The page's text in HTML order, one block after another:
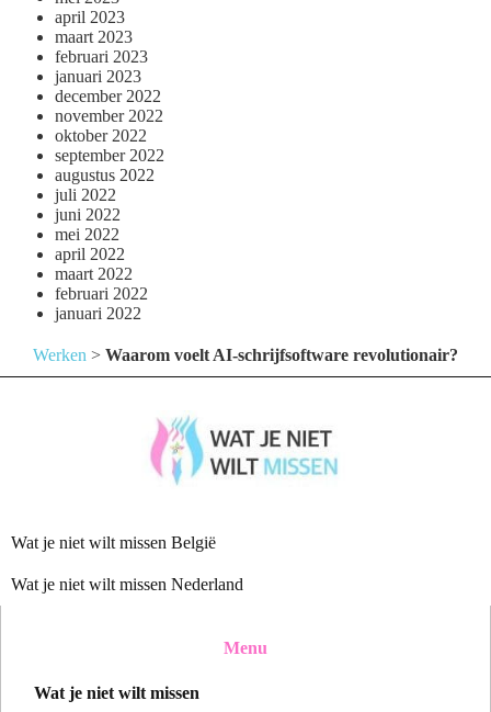
april 2023
maart 2023
februari 2023
januari 2023
december 2022
november 2022
oktober 2022
september 2022
augustus 2022
juli 2022
juni 2022
mei 2022
april 2022
maart 2022
februari 2022
januari 2022
Werken > Waarom voelt AI-schrijfsoftware revolutionair?
Wat je niet wilt missen België
Wat je niet wilt missen Nederland
Menu
Wat je niet wilt missen